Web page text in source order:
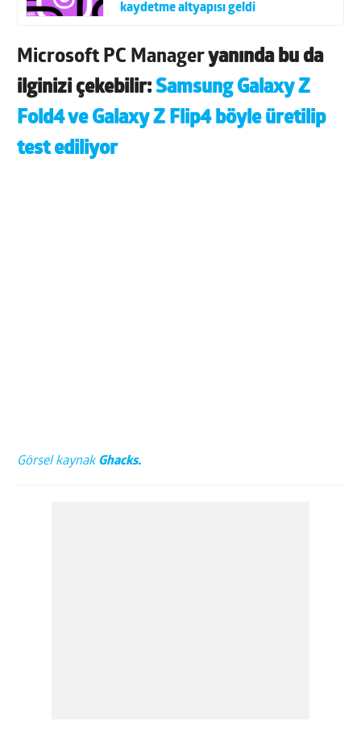
kaydetme altyapısı geldi
Microsoft PC Manageryanında bu da
ilginizi çekebilir: Samsung Galaxy Z
Fold4 ve Galaxy Z Flip4 böyle üretilip
test ediliyor
Görsel kaynakGhacks.